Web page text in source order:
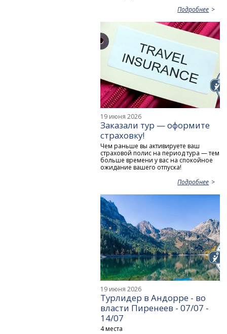
Подробнее
19 июня 2026
Заказали тур — оформите
страховку!
Чем раньше вы активируете ваш
страховой полис на период тура — тем
больше времени у вас на спокойное
ожидание вашего отпуска!
Подробнее
19 июня 2026
Турлидер в Андорре - во
власти Пиренеев - 07/07 -
14/07
4 места